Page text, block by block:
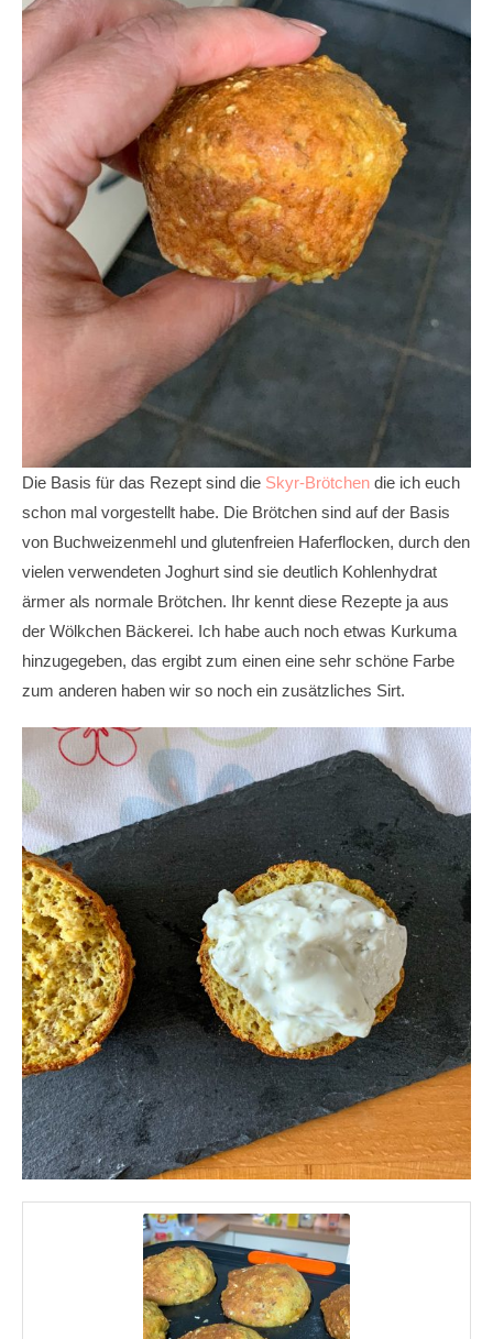
Die Basis für das Rezept sind die Skyr-Brötchen die ich euch
schon mal vorgestellt habe. Die Brötchen sind auf der Basis
von Buchweizenmehl und glutenfreien Haferflocken, durch den
vielen verwendeten Joghurt sind sie deutlich Kohlenhydrat
ärmer als normale Brötchen. Ihr kennt diese Rezepte ja aus
der Wölkchen Bäckerei. Ich habe auch noch etwas Kurkuma
hinzugegeben, das ergibt zum einen eine sehr schöne Farbe
zum anderen haben wir so noch ein zusätzliches Sirt.